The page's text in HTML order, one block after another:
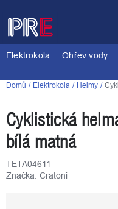
na
obsah
Elektrokola
Ohřev vody
Domů Elektrokola Helmy
Cyklistická
bílá matná
TETA04611
Značka: Cratoni